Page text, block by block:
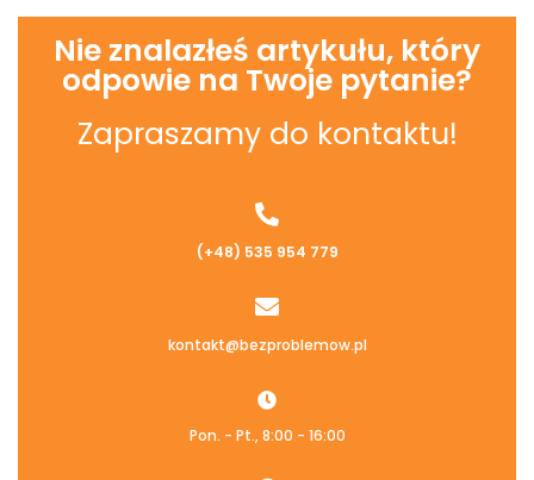
Nie znalazłeś artykułu, który
odpowie na Twoje pytanie?
Zapraszamy do kontaktu!
(+48) 535 954 779
kontakt@bezproblemow.pl
Pon. - Pt., 8:00 - 16:00